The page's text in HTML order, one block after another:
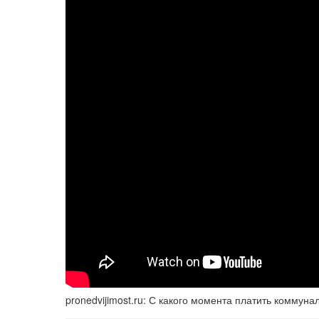
pronedvijimost.ru: С какого момента платить